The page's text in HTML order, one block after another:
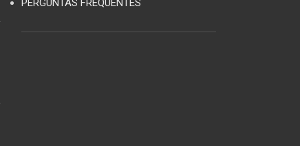
PERGUNTAS FREQUENTES